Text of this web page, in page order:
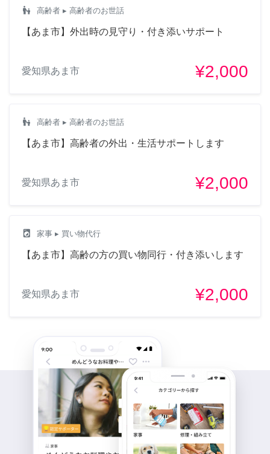
escalator_warning 高齢者 ▸ 高齢者のお世話
【あま市】外出時の見守り・付き添いサポート
愛知県あま市 ¥2,000
escalator_warning 高齢者 ▸ 高齢者のお世話
【あま市】高齢者の外出・生活サポートします
愛知県あま市 ¥2,000
local_laundry_service 家事 ▸ 買い物代行
【あま市】高齢の方の買い物同行・付き添いします
愛知県あま市 ¥2,000